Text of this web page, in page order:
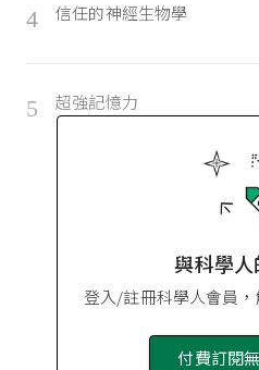
4 信任的神經生物學
5 超強記憶力
與科學
登入/註冊科學人會員，
付費訂閱